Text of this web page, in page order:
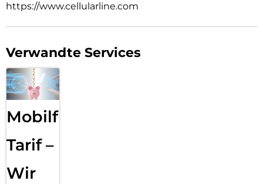
https://www.cellularline.com
Verwandte Services
Mobilfunk
Tarif –
Wir